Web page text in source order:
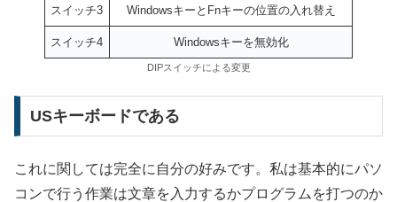
スイッチ3 WindowsキーとFnキーの位置の入れ替え
スイッチ4 Windowsキーを無効化
DIPスイッチによる変更
USキーボードである
これに関しては完全に自分の好みです。私は基本的にパソ
コンで行う作業は文章を入力するかプログラムを打つのか